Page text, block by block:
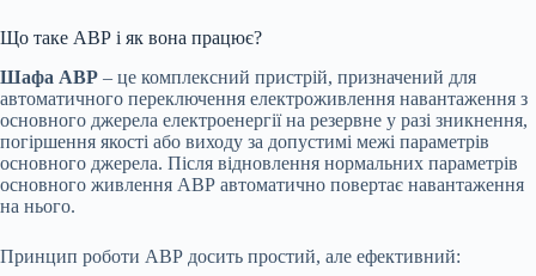
Що таке АВР і як вона працює?
Шафа АВР – це комплексний пристрій, призначений для
автоматичного переключення електроживлення навантаження з
основного джерела електроенергії на резервне у разі зникнення,
погіршення якості або виходу за допустимі межі параметрів
основного джерела. Після відновлення нормальних параметрів
основного живлення АВР автоматично повертає навантаження
на нього.
Принцип роботи АВР досить простий, але ефективний: